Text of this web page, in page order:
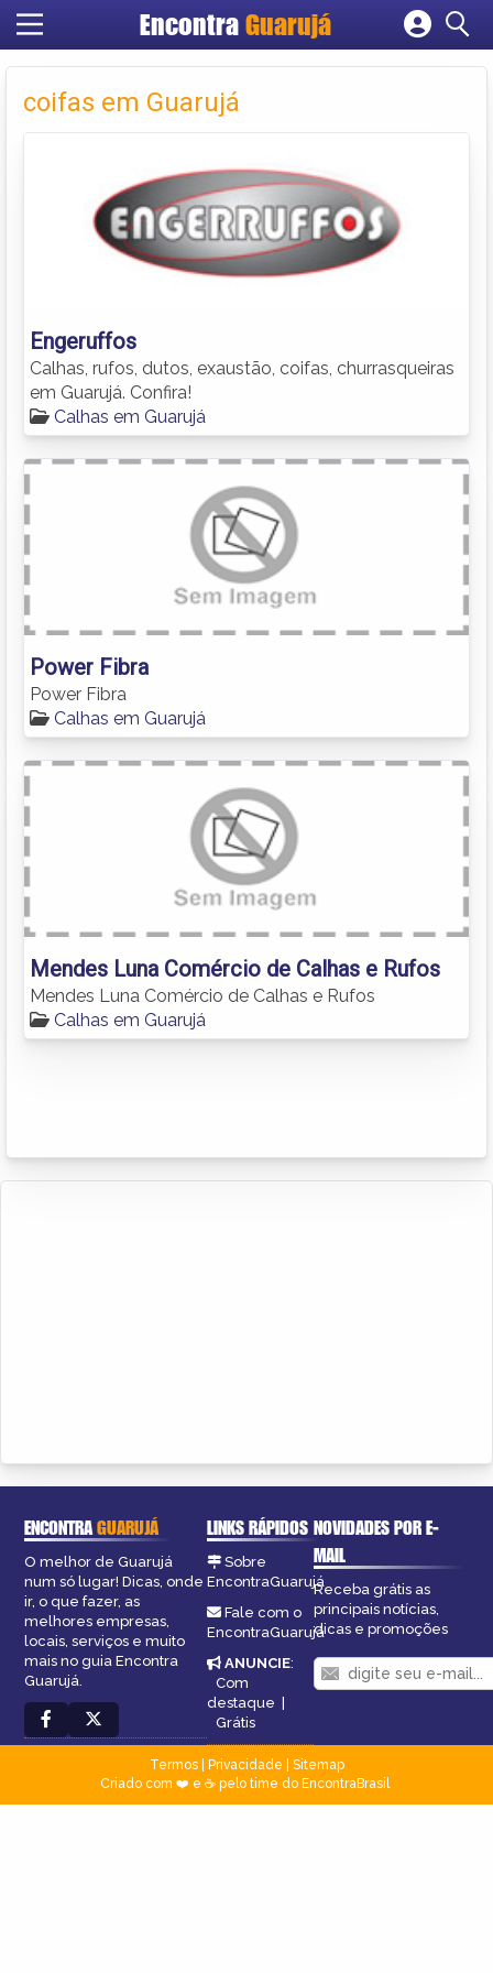
Encontra Guarujá
Cadastrar empresa
Criar conta
coifas em Guarujá
Engeruffos
Calhas, rufos, dutos, exaustão, coifas, churrasqueiras
em Guarujá. Confira!
Calhas em Guarujá
Power Fibra
Power Fibra
Calhas em Guarujá
Mendes Luna Comércio de Calhas e Rufos
Mendes Luna Comércio de Calhas e Rufos
Calhas em Guarujá
ENCONTRAGUARUJÁ
O melhor de Guarujá
num só lugar! Dicas, onde
ir, o que fazer, as
melhores empresas,
locais, serviços e muito
mais no guia Encontra
Guarujá.
LINKS RÁPIDOS
Sobre
EncontraGuarujá
Fale com o
EncontraGuarujá
ANUNCIE:
Com
destaque |
Grátis
NOVIDADES POR E-
MAIL
Receba grátis as
principais notícias,
dicas e promoções
Termos| Privacidade
Sitemap
Criado com ❤️ e ☕ pelo time do EncontraBrasil